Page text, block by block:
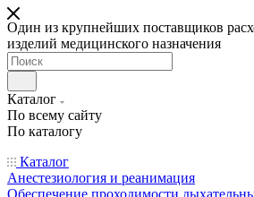
Один из крупнейших поставщиков
изделий медицинского назначения
Каталог
По всему сайту
По каталогу
Каталог
Анестезиология и реанимация
Обеспечение проходимости